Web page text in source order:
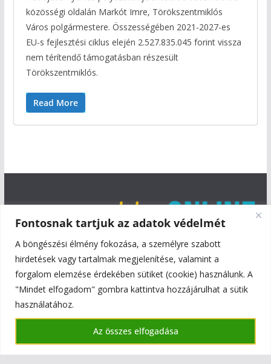
Fontosnak tartjuk az adatok védelmét
A böngészési élmény fokozása, a személyre szabott
hirdetések vagy tartalmak megjelenítése, valamint a
forgalom elemzése érdekében sütiket (cookie) használunk. A
"Mindet elfogadom" gombra kattintva hozzájárulhat a sütik
használatához.
Az összes elfogadása
közösségi oldalán Markót Imre, Törökszentmiklós
Város polgármestere. Összességében 2021-2027-es
EU-s fejlesztési ciklus elején 2.527.835.045 forint vissza
nem térítendő támogatásban részesült
Törökszentmiklós.
Read More
Copyright © 2026Szentmiklós Online
Theme:ColorMagby ThemeGrill. Powered byWordPress.